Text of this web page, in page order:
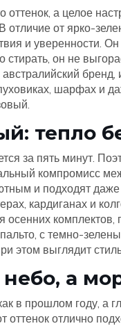
а целое
от ярко-
и уверенности.
стирать, он не
австралийский
шарфах и
тепло
за пять минут.
компромисс
и подходят
кардиганах и
комплектов,
с темно-
этом выглядит
а
в прошлом году, а
отлично